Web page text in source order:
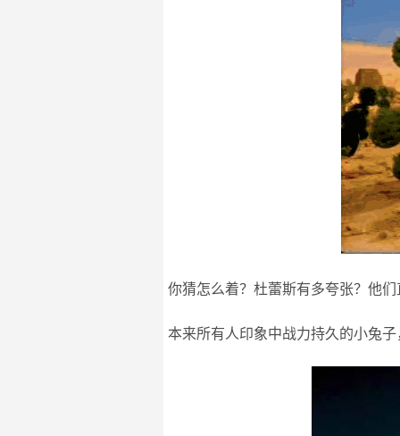
你猜怎么着？杜蕾斯有多夸张？他
本来所有人印象中战力持久的小兔